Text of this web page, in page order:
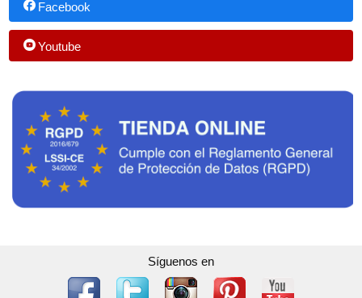
Facebook
Youtube
Síguenos en